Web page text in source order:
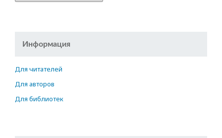
Информация
Для читателей
Для авторов
Для библиотек